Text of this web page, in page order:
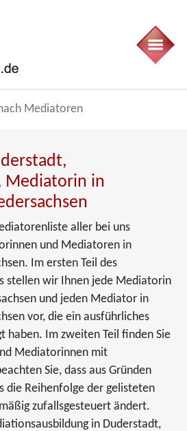
Mediatoren
Mediatorin in
aller bei uns
und Mediatoren in
Im ersten Teil des
stellen wir Ihnen jede Mediatorin
und jeden Mediator in
vor, die ein ausführliches
haben. Im zweiten Teil finden Sie
Mediatorinnen mit
Sie, dass aus Gründen
die Reihenfolge der gelisteten
zufallsgesteuert ändert.
in Duderstadt,